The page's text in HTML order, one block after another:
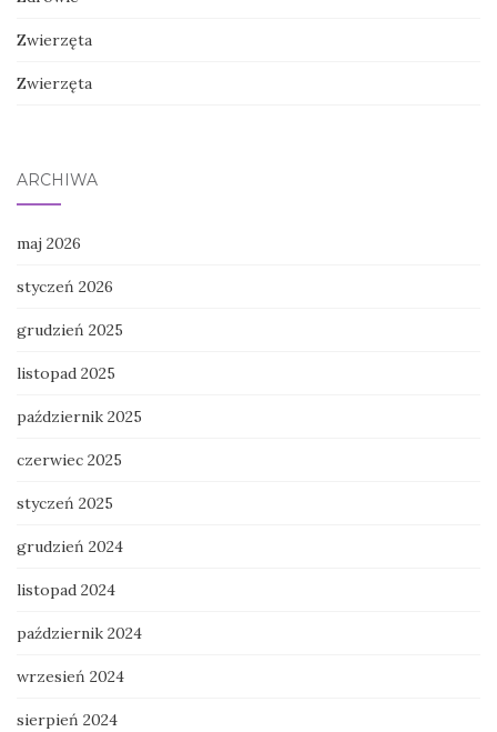
Zwierzęta
Zwierzęta
ARCHIWA
maj 2026
styczeń 2026
grudzień 2025
listopad 2025
październik 2025
czerwiec 2025
styczeń 2025
grudzień 2024
listopad 2024
październik 2024
wrzesień 2024
sierpień 2024